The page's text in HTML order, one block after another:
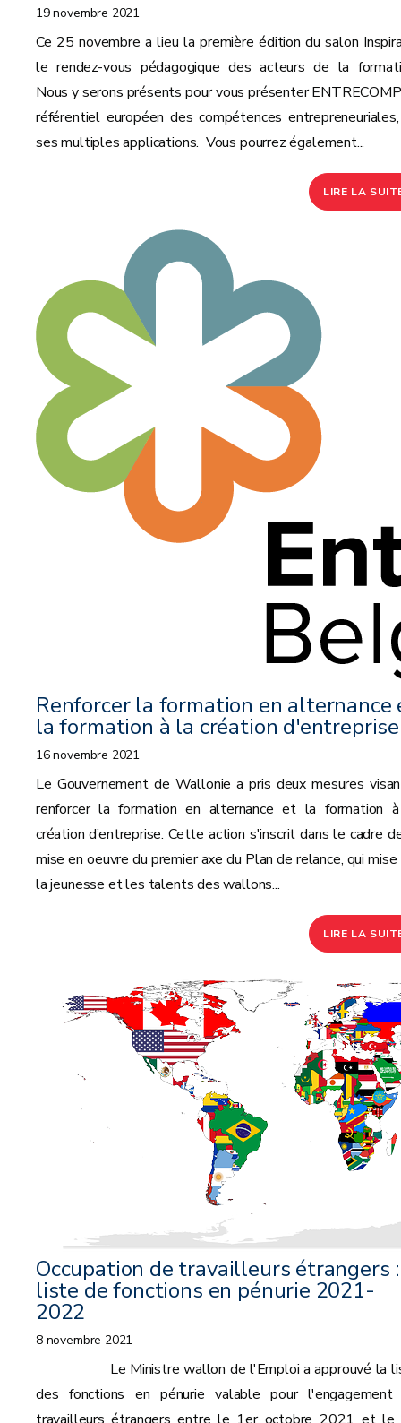
19 novembre 2021
Ce 25 novembre a lieu la première édition du salon
le rendez-vous pédagogique des acteurs de la
Nous y serons présents pour vous présenter
référentiel européen des compétences
ses multiples applications. Vous pourrez également...
LIRE LA
Renforcer la formation en alternance
la formation à la création d'entreprise
16 novembre 2021
Le Gouvernement de Wallonie a pris deux mesures
renforcer la formation en alternance et la formation
création d’entreprise. Cette action s'inscrit dans le cadre
mise en oeuvre du premier axe du Plan de relance, qui mise
la jeunesse et les talents des wallons...
LIRE LA
Occupation de travailleurs étrangers :
liste de fonctions en pénurie 2021-
2022
8 novembre 2021
Le Ministre wallon de l'Emploi a approuvé la
des fonctions en pénurie valable pour l'engagement